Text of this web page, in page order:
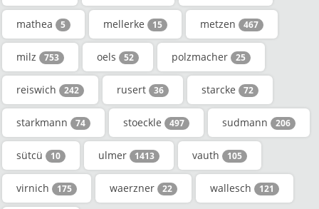
mathea 5 mellerke 15 metzen 467
milz 753 oels 52 polzmacher 25
reiswich 242 rusert 36 starcke 72
starkmann 74 stoeckle 497 sudmann 206
sütcü 10 ulmer 1413 vauth 105
virnich 175 waerzner 22 wallesch 121